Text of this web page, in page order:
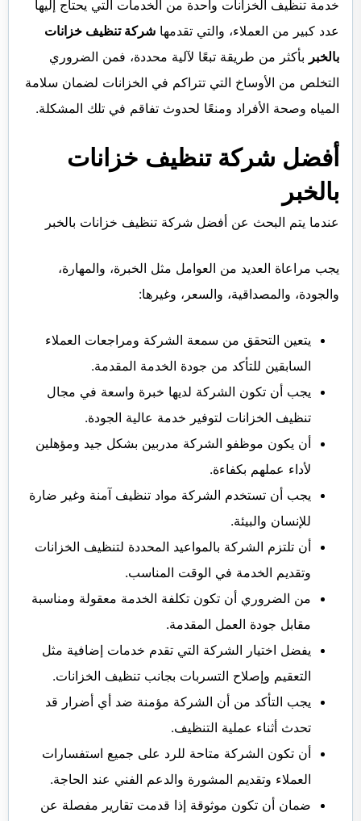
خدمة تنظيف الخزانات واحدة من الخدمات التي يحتاج إليها
عدد كبير من العملاء، والتي تقدمها شركة تنظيف خزانات
بالخبر بأكثر من طريقة تبعًا لآلية محددة، فمن الضروري
التخلص من الأوساخ التي تتراكم في الخزانات لضمان سلامة
المياه وصحة الأفراد ومنعًا لحدوث تفاقم في تلك المشكلة.
أفضل شركة تنظيف خزانات
بالخبر
عندما يتم البحث عن أفضل شركة تنظيف خزانات بالخبر
يجب مراعاة العديد من العوامل مثل الخبرة، والمهارة،
والجودة، والمصداقية، والسعر، وغيرها:
يتعين التحقق من سمعة الشركة ومراجعات العملاء
السابقين للتأكد من جودة الخدمة المقدمة.
يجب أن تكون الشركة لديها خبرة واسعة في مجال
تنظيف الخزانات لتوفير خدمة عالية الجودة.
أن يكون موظفو الشركة مدربين بشكل جيد ومؤهلين
لأداء عملهم بكفاءة.
يجب أن تستخدم الشركة مواد تنظيف آمنة وغير ضارة
للإنسان والبيئة.
أن تلتزم الشركة بالمواعيد المحددة لتنظيف الخزانات
وتقديم الخدمة في الوقت المناسب.
من الضروري أن تكون تكلفة الخدمة معقولة ومناسبة
مقابل جودة العمل المقدمة.
يفضل اختيار الشركة التي تقدم خدمات إضافية مثل
التعقيم وإصلاح التسربات بجانب تنظيف الخزانات.
يجب التأكد من أن الشركة مؤمنة ضد أي أضرار قد
تحدث أثناء عملية التنظيف.
أن تكون الشركة متاحة للرد على جميع استفسارات
العملاء وتقديم المشورة والدعم الفني عند الحاجة.
ضمان أن تكون موثوقة إذا قدمت تقارير مفصلة عن